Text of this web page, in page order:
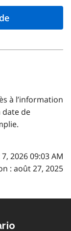
à l’information
date de
2026 09:03 AM
: août 27, 2025